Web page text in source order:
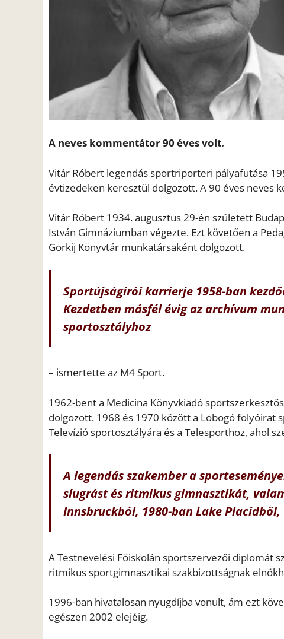
A neves kommentátor 90 éves volt.
Vitár Róbert legendás sportriporteri pályafutása
évtizedeken keresztül dolgozott. A 90 éves neves
Vitár Róbert 1934. augusztus 29-én született
István Gimnáziumban végezte. Ezt követően a
Gorkij Könyvtár munkatársaként dolgozott.
Sportújságírói karrierje 1958-ban
Kezdetben másfél évig az archívum
sportosztályhoz
– ismertette az M4 Sport.
1962-bent a Medicina Könyvkiadó
dolgozott. 1968 és 1970 között a Lobogó folyóirat
Televízió sportosztályára és a Telesporthoz, ahol
A legendás szakember a
síugrást és ritmikus gimnasztikát,
Innsbruckból, 1980-ban Lake
A Testnevelési Főiskolán sportszervezői diplomát
ritmikus sportgimnasztikai szakbizottságnak
1996-ban hivatalosan nyugdíjba vonult, ám ezt
egészen 2002 elejéig.